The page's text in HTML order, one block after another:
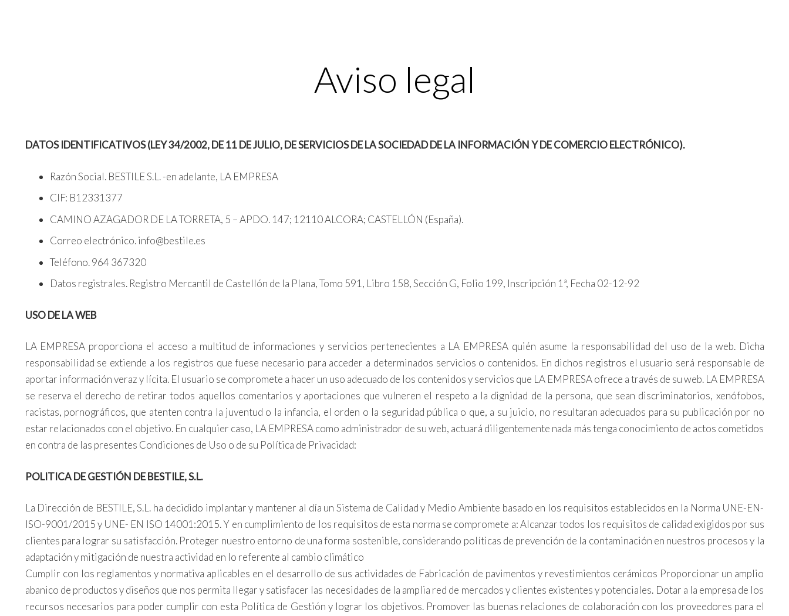
Aviso legal
DATOS IDENTIFICATIVOS (LEY 34/2002, DE 11 DE JULIO, DE SERVICIOS DE LA SOCIEDAD DE LA INFORMACIÓN Y DE COMERCIO ELECTRÓNICO).
Razón Social. BESTILE S.L. -en adelante, LA EMPRESA
CIF: B12331377
CAMINO AZAGADOR DE LA TORRETA, 5 – APDO. 147; 12110 ALCORA; CASTELLÓN (España).
Correo electrónico. info@bestile.es
Teléfono. 964 367320
Datos registrales. Registro Mercantil de Castellón de la Plana, Tomo 591, Libro 158, Sección G, Folio 199, Inscripción 1ª, Fecha 02-12-92
USO DE LA WEB
LA EMPRESA proporciona el acceso a multitud de informaciones y servicios pertenecientes a LA EMPRESA quién asume la responsabilidad del uso de la web. Dicha
responsabilidad se extiende a los registros que fuese necesario para acceder a determinados servicios o contenidos. En dichos registros el usuario será responsable de
aportar información veraz y lícita. El usuario se compromete a hacer un uso adecuado de los contenidos y servicios que LA EMPRESA ofrece a través de su web. LA EMPRESA
se reserva el derecho de retirar todos aquellos comentarios y aportaciones que vulneren el respeto a la dignidad de la persona, que sean discriminatorios, xenófobos,
racistas, pornográficos, que atenten contra la juventud o la infancia, el orden o la seguridad pública o que, a su juicio, no resultaran adecuados para su publicación por no
estar relacionados con el objetivo. En cualquier caso, LA EMPRESA como administrador de su web, actuará diligentemente nada más tenga conocimiento de actos cometidos
en contra de las presentes Condiciones de Uso o de su Política de Privacidad:
POLITICA DE GESTIÓN DE BESTILE, S.L.
La Dirección de BESTILE, S.L. ha decidido implantar y mantener al día un Sistema de Calidad y Medio Ambiente basado en los requisitos establecidos en la Norma UNE-EN-
ISO-9001/2015 y UNE- EN ISO 14001:2015. Y en cumplimiento de los requisitos de esta norma se compromete a: Alcanzar todos los requisitos de calidad exigidos por sus
clientes para lograr su satisfacción. Proteger nuestro entorno de una forma sostenible, considerando políticas de prevención de la contaminación en nuestros procesos y la
adaptación y mitigación de nuestra actividad en lo referente al cambio climático
Cumplir con los reglamentos y normativa aplicables en el desarrollo de sus actividades de Fabricación de pavimentos y revestimientos cerámicos Proporcionar un amplio
abanico de productos y diseños que nos permita llegar y satisfacer las necesidades de la amplia red de mercados y clientes existentes y potenciales. Dotar a la empresa de los
recursos necesarios para poder cumplir con esta Política de Gestión y lograr los objetivos. Promover las buenas relaciones de colaboración con los proveedores para el